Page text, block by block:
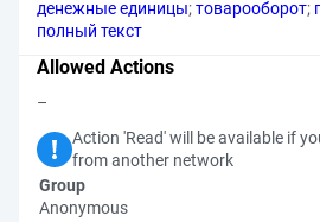
денежные единицы;товарооборот;
полный текст
Allowed Actions
–
Action 'Read' will be available if
from another network
Group
Anonymous